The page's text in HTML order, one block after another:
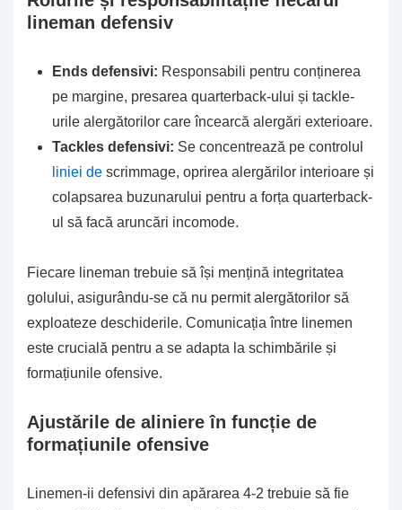
lineman defensiv
Ends defensivi: Responsabili pentru conținerea
pe margine, presarea quarterback-ului și tackle-
urile alergătorilor care încearcă alergări exterioare.
Tackles defensivi: Se concentrează pe controlul
liniei de scrimmage, oprirea alergărilor interioare și
colapsarea buzunarului pentru a forța quarterback-
ul să facă aruncări incomode.
Fiecare lineman trebuie să își mențină integritatea
golului, asigurându-se că nu permit alergătorilor să
exploateze deschiderile. Comunicația între linemen
este crucială pentru a se adapta la schimbările și
formațiunile ofensive.
Ajustările de aliniere în funcție de
formațiunile ofensive
Linemen-ii defensivi din apărarea 4-2 trebuie să fie